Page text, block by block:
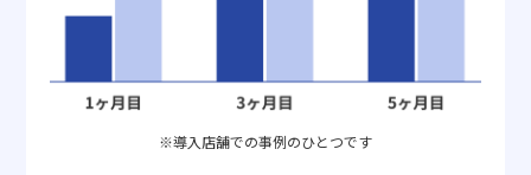
※導入店舗での事例のひとつです